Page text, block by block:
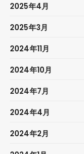
2025年4月
2025年3月
2024年11月
2024年10月
2024年7月
2024年4月
2024年2月